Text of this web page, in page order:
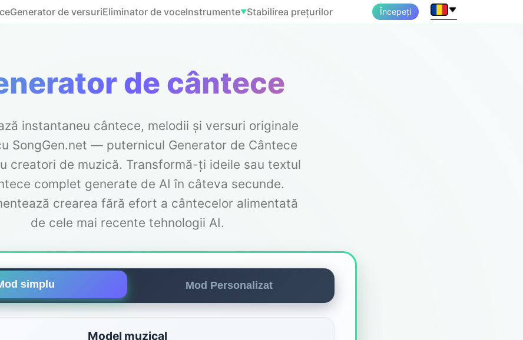
Generator de versuriEliminator de voceInstrumente▼Stabilirea prețurilor Începeți
de cântece
instantaneu cântece, melodii și versuri originale
SongGen.net — puternicul Generator de Cântece
creatori de muzică. Transformă-ți ideile sau textul
complet generate de AI în câteva secunde.
crearea fără efort a cântecelor alimentată
de cele mai recente tehnologii AI.
simplu Mod Personalizat
Model muzical